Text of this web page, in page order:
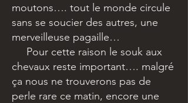
moutons…. tout le monde circule
sans se soucier des autres, une
merveilleuse pagaille…
Pour cette raison le souk aux
chevaux reste important…. malgré
ça nous ne trouverons pas de
perle rare ce matin, encore une